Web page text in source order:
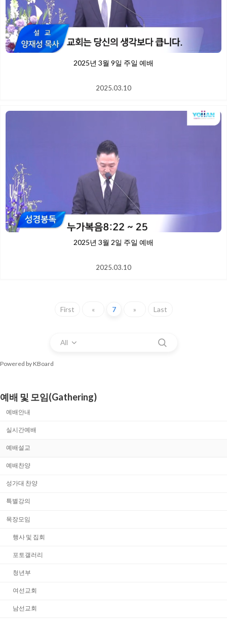
2025년 3월 9일 주일 예배
2025.03.10
2025년 3월 2일 주일 예배
2025.03.10
First « 7 » Last
All
Powered by KBoard
예배 및 모임(Gathering)
예배안내
실시간예배
예배설교
예배찬양
성가대 찬양
특별강의
목장모임
행사 및 집회
포토갤러리
청년부
여선교회
남선교회